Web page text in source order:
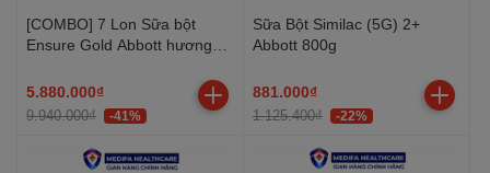
[COMBO] 7 Lon Sữa bột
Ensure Gold Abbott hương
5.880.000₫
9.940.000₫ -41%
Sữa Bột Similac (5G) 2+
Abbott 800g
881.000₫
1.125.400₫ -22%